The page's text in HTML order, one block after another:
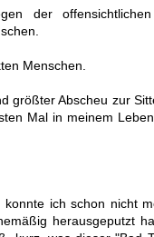
der
Menschen.
größter Abscheu zur
Mal in meinem
ich schon nicht
herausgeputzt